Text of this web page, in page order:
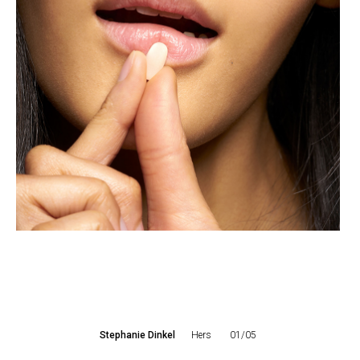
Stephanie Dinkel Hers 01/05